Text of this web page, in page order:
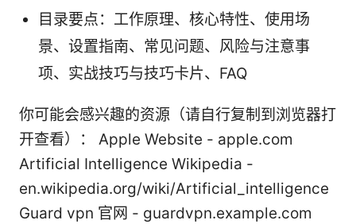
目录要点：工作原理、核心特性、使用场
景、设置指南、常见问题、风险与注意事
项、实战技巧与技巧卡片、FAQ
你可能会感兴趣的资源（请自行复制到浏览器打
开查看）： Apple Website - apple.com
Artificial Intelligence Wikipedia -
en.wikipedia.org/wiki/Artificial_intelligence
Guard vpn 官网 - guardvpn.example.com